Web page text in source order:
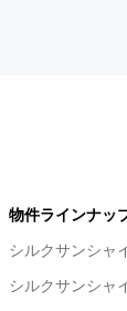
物件ラインナッ
シルクサンシャ
シルクサンシャ